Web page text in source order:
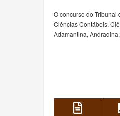
O concurso do
Ciências Contábeis,
Adamantina,